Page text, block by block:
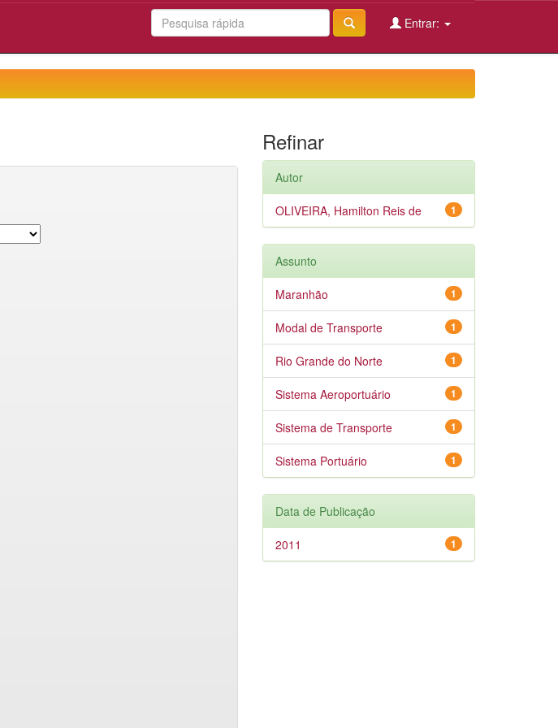
Entrar:
Refinar
Autor
1
OLIVEIRA, Hamilton Reis de
Assunto
1
Maranhão
1
Modal de Transporte
1
Rio Grande do Norte
1
Sistema Aeroportuário
1
Sistema de Transporte
1
Sistema Portuário
Data de Publicação
1
2011